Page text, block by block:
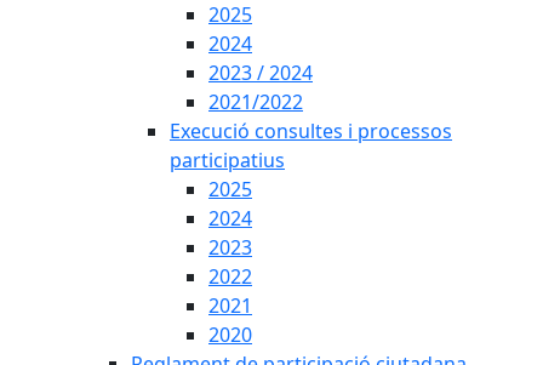
2025
2024
2023 / 2024
2021/2022
Execució consultes i processos
participatius
2025
2024
2023
2022
2021
2020